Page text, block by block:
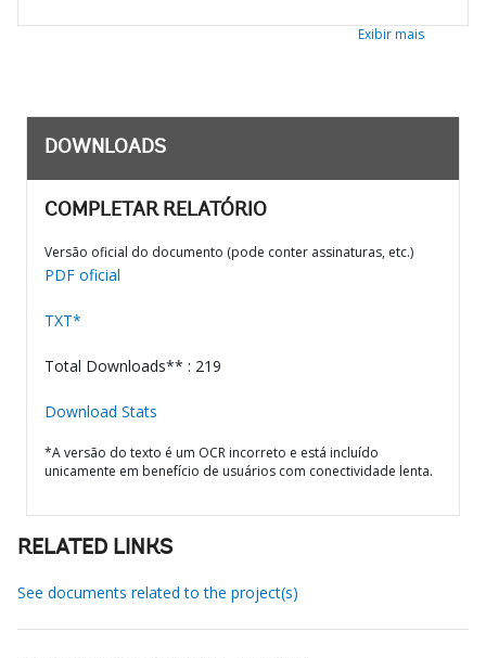
Exibir mais
DOWNLOADS
COMPLETAR RELATÓRIO
Versão oficial do documento (pode conter assinaturas, etc.)
PDF oficial
TXT*
Total Downloads** : 219
Download Stats
*A versão do texto é um OCR incorreto e está incluído
unicamente em benefício de usuários com conectividade lenta.
RELATED LINKS
See documents related to the project(s)